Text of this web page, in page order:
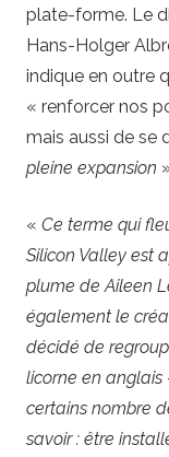
plate-forme. Le
Hans-Holger
indique en outre
« renforcer nos
mais aussi de se
pleine expansion
« Ce terme qui
Silicon Valley est
plume de Aileen
également le
décidé de
licorne en anglais
certains nombre
savoir : être